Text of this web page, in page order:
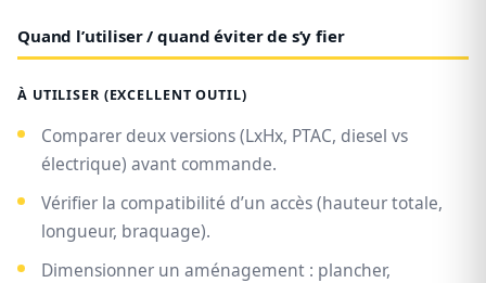
Quand l’utiliser / quand éviter de s’y fier
À UTILISER (EXCELLENT OUTIL)
Comparer deux versions (LxHx, PTAC, diesel vs
électrique) avant commande.
Vérifier la compatibilité d’un accès (hauteur totale,
longueur, braquage).
Dimensionner un aménagement : plancher,